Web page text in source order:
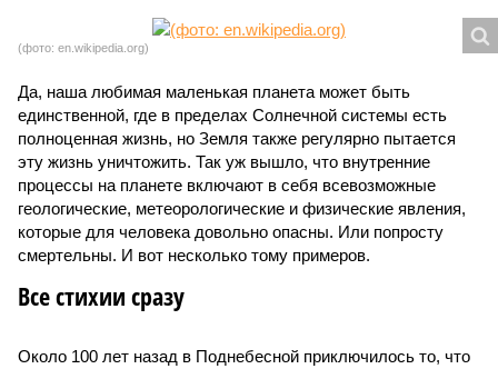
(фото: en.wikipedia.org)
Да, наша любимая маленькая планета может быть
единственной, где в пределах Солнечной системы есть
полноценная жизнь, но Земля также регулярно пытается
эту жизнь уничтожить. Так уж вышло, что внутренние
процессы на планете включают в себя всевозможные
геологические, метеорологические и физические явления,
которые для человека довольно опасны. Или попросту
смертельны. И вот несколько тому примеров.
Все стихии сразу
Около 100 лет назад в Поднебесной приключилось то, что